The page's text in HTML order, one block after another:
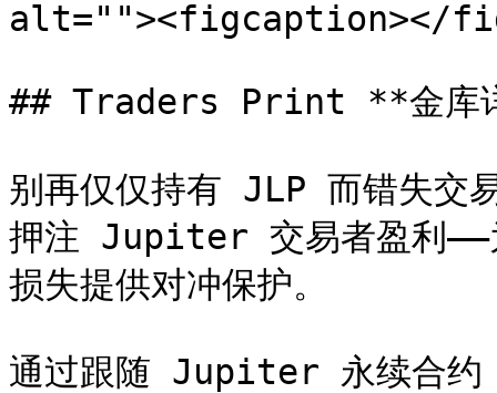
alt=""><figcaption></
## Traders Print **金库
别再仅仅持有 JLP 而错失交
押注 Jupiter 交易者盈利——
损失提供对冲保护。
通过跟随 Jupiter 永续合约